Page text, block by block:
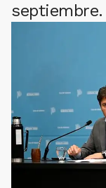
septiembre.